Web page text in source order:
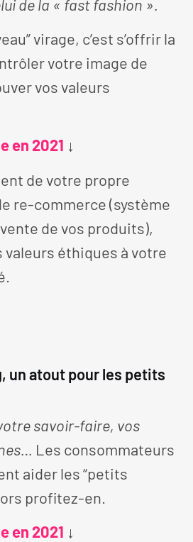
de la « fast fashion ».
virage, c’est s’offrir la
votre image de
vos valeurs
en 2021 ↓
de votre propre
re-commerce (système
de vos produits),
valeurs éthiques à votre
un atout pour les petits
savoir-faire, vos
Les consommateurs
aider les “petits
profitez-en.
en 2021 ↓